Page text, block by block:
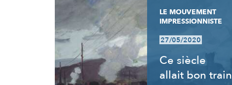
LE MOUVEMENT
IMPRESSIONNISTE
27/05/2020
Ce siècle
allait bon train